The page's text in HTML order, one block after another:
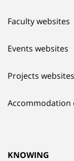
Faculty websites
Events websites
Projects websites
Accommodation
KNOWING